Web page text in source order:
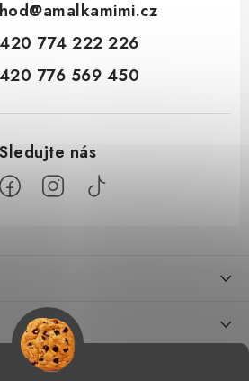
@amalkamimi.cz
774 222 226
776 569 450